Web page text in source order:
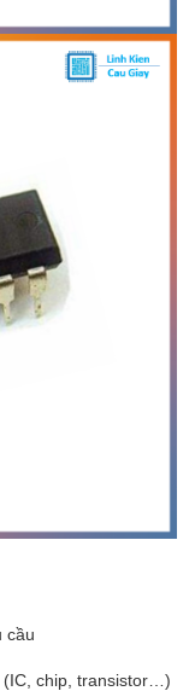
cầu
chip, transistor…)